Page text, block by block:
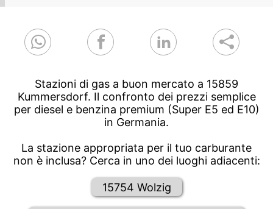
Stazioni di gas a buon mercato a 15859
Kummersdorf. Il confronto dei prezzi semplice
per diesel e benzina premium (Super E5 ed E10)
in Germania.
La stazione appropriata per il tuo carburante
non è inclusa? Cerca in uno dei luoghi adiacenti:
15754 Wolzig